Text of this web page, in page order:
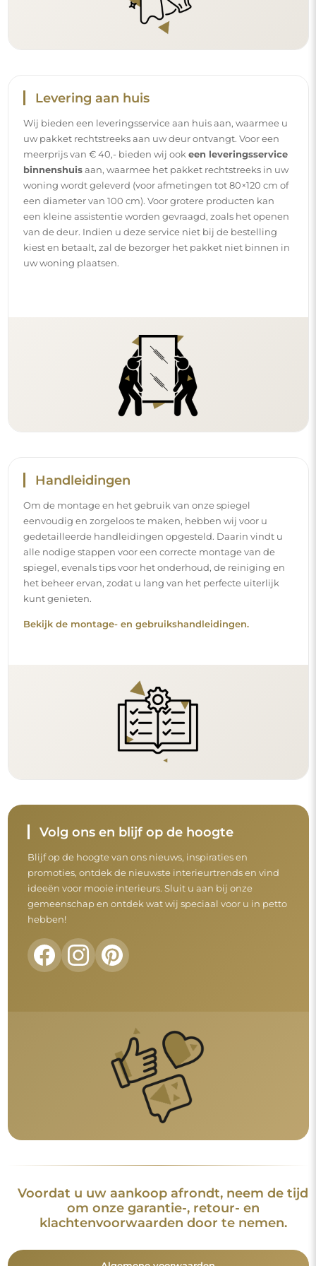
Levering aan huis
Wij bieden een leveringsservice aan huis aan, waarmee u
uw pakket rechtstreeks aan uw deur ontvangt. Voor een
meerprijs van € 40,- bieden wij ook een leveringsservice
binnenshuisaan, waarmee het pakket rechtstreeks in uw
woning wordt geleverd (voor afmetingen tot 80×120 cm of
een diameter van 100 cm). Voor grotere producten kan
een kleine assistentie worden gevraagd, zoals het openen
van de deur. Indien u deze service niet bij de bestelling
kiest en betaalt, zal de bezorger het pakket niet binnen in
uw woning plaatsen.
Handleidingen
Om de montage en het gebruik van onze spiegel
eenvoudig en zorgeloos te maken, hebben wij voor u
gedetailleerde handleidingen opgesteld. Daarin vindt u
alle nodige stappen voor een correcte montage van de
spiegel, evenals tips voor het onderhoud, de reiniging en
het beheer ervan, zodat u lang van het perfecte uiterlijk
kunt genieten.
Bekijk de montage- en gebruikshandleidingen.
Volg ons en blijf op de hoogte
Blijf op de hoogte van ons nieuws, inspiraties en
promoties, ontdek de nieuwste interieurtrends en vind
ideeën voor mooie interieurs. Sluit u aan bij onze
gemeenschap en ontdek wat wij speciaal voor u in petto
hebben!
Voordat u uw aankoop afrondt, neem de tijd
om onze garantie-, retour- en
klachtenvoorwaarden door te nemen.